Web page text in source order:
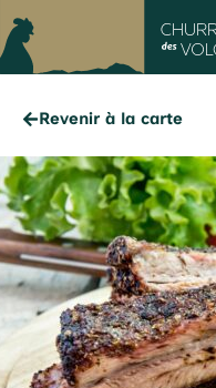
Revenir à la carte